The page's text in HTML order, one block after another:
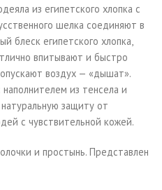
из египетского хлопка с
шелка соединяют в
блеск египетского хлопка,
впитывают и быстро
воздух — «дышат».
из тенсела и
защиту от
с чувствительной кожей.
и простынь. Представлен